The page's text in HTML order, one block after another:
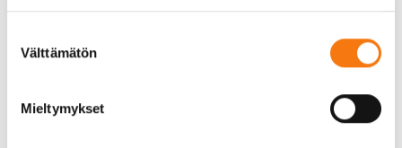
valinta
Välttämätön
Mieltymykset
Ratasepelin laatu varmistetaan huolellisella